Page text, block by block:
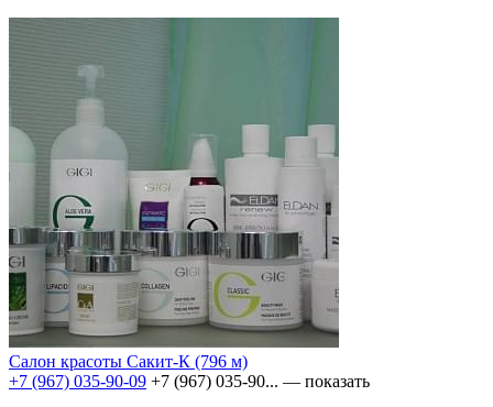
Салон красоты Сакит-К (796 м)
+7 (967) 035-90-09 +7 (967) 035-90... — показать